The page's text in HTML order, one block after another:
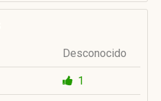
Desconocido
1